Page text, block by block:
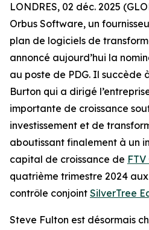
LONDRES, 02 déc. 2025
Orbus Software, un
plan de logiciels de
annoncé aujourd’hui la
au poste de PDG. Il succède
Burton qui a dirigé
importante de croissance
investissement et de
aboutissant finalement à un
capital de croissance de
quatrième trimestre 2024
contrôle conjoint SilverTree
Steve Fulton est désormais